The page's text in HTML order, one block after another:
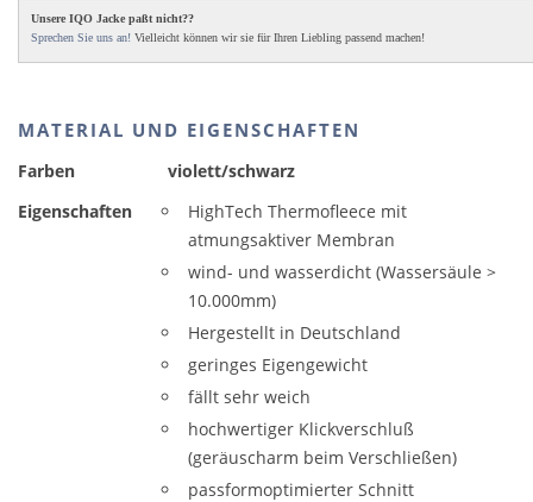
Unsere IQO Jacke paßt nicht??
Sprechen Sie uns an! Vielleicht können wir sie für Ihren Liebling passend machen!
MATERIAL UND EIGENSCHAFTEN
Farben
violett/schwarz
Eigenschaften
HighTech Thermofleece mit
atmungsaktiver Membran
wind- und wasserdicht (Wassersäule >
10.000mm)
Hergestellt in Deutschland
geringes Eigengewicht
fällt sehr weich
hochwertiger Klickverschluß
(geräuscharm beim Verschließen)
passformoptimierter Schnitt